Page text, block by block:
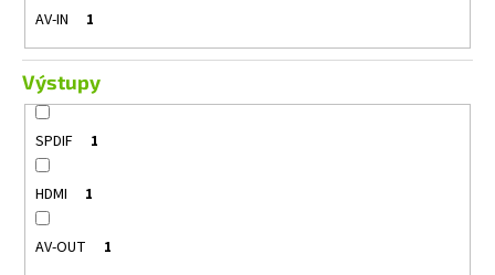
AV-IN 1
Výstupy
SPDIF 1
HDMI 1
AV-OUT 1